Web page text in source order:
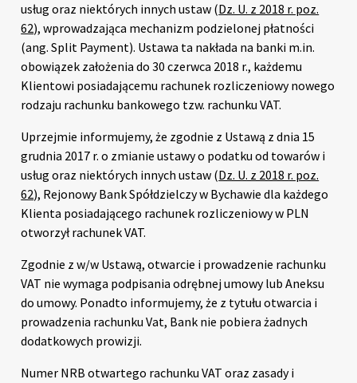
usług oraz niektórych innych ustaw (Dz. U. z 2018 r. poz.
62), wprowadzająca mechanizm podzielonej płatności
(ang. Split Payment). Ustawa ta nakłada na banki m.in.
obowiązek założenia do 30 czerwca 2018 r., każdemu
Klientowi posiadającemu rachunek rozliczeniowy nowego
rodzaju rachunku bankowego tzw. rachunku VAT.
Uprzejmie informujemy, że zgodnie z Ustawą z dnia 15
grudnia 2017 r. o zmianie ustawy o podatku od towarów i
usług oraz niektórych innych ustaw (Dz. U. z 2018 r. poz.
62), Rejonowy Bank Spółdzielczy w Bychawie dla każdego
Klienta posiadającego rachunek rozliczeniowy w PLN
otworzył rachunek VAT.
Zgodnie z w/w Ustawą, otwarcie i prowadzenie rachunku
VAT nie wymaga podpisania odrębnej umowy lub Aneksu
do umowy. Ponadto informujemy, że z tytułu otwarcia i
prowadzenia rachunku Vat, Bank nie pobiera żadnych
dodatkowych prowizji.
Numer NRB otwartego rachunku VAT oraz zasady i